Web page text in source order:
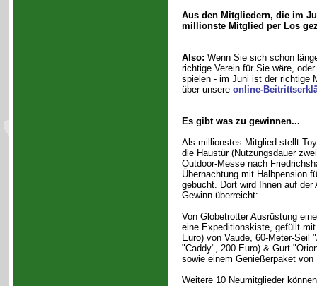
Aus den Mitgliedern, die im
millionste Mitglied per Los
Also: Wenn Sie sich schon
richtige Verein für Sie wäre,
spielen - im Juni ist der richtige
über unsere online-
Es gibt was zu gewinnen...
Als millionstes Mitglied stellt
die Haustür (Nutzungsdauer
Outdoor-Messe nach
Übernachtung mit Halbpension
gebucht. Dort wird Ihnen auf der
Gewinn überreicht:
Von Globetrotter Ausrüstung
eine Expeditionskiste, gefüllt
Euro) von Vaude, 60-Meter-Seil
"Caddy", 200 Euro) & Gurt
sowie einem Genießerpaket von
Weitere 10 Neumitglieder